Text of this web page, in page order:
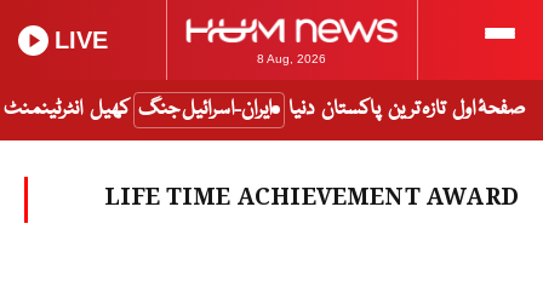
8 Aug, 2026
LIVE
صفحۂ اول تازہ ترین پاکستان دنیا ایران-اسرائیل جنگ کھیل انٹرٹینمنٹ
LIFE TIME ACHIEVEMENT AWARD